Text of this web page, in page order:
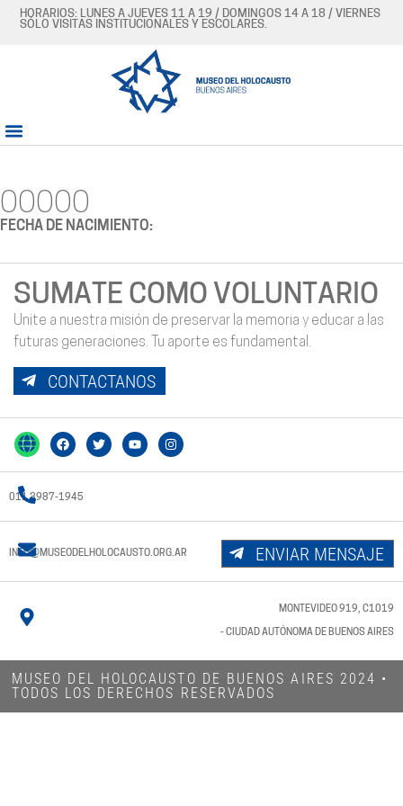
HORARIOS: LUNES A JUEVES 11 A 19 / DOMINGOS 14 A 18 / VIERNES
SÓLO VISITAS INSTITUCIONALES Y ESCOLARES.
OOOOO
FECHA DE NACIMIENTO:
SUMATE COMO VOLUNTARIO
Unite a nuestra misión de preservar la memoria y educar a las
futuras generaciones. Tu aporte es fundamental.
CONTACTANOS
011 3987-1945
INFO@MUSEODELHOLOCAUSTO.ORG.AR ENVIAR MENSAJE
MONTEVIDEO 919, C1019
- CIUDAD AUTÓNOMA DE BUENOS AIRES
MUSEO DEL HOLOCAUSTO DE BUENOS AIRES 2024​ •
TODOS LOS DERECHOS RESERVADOS